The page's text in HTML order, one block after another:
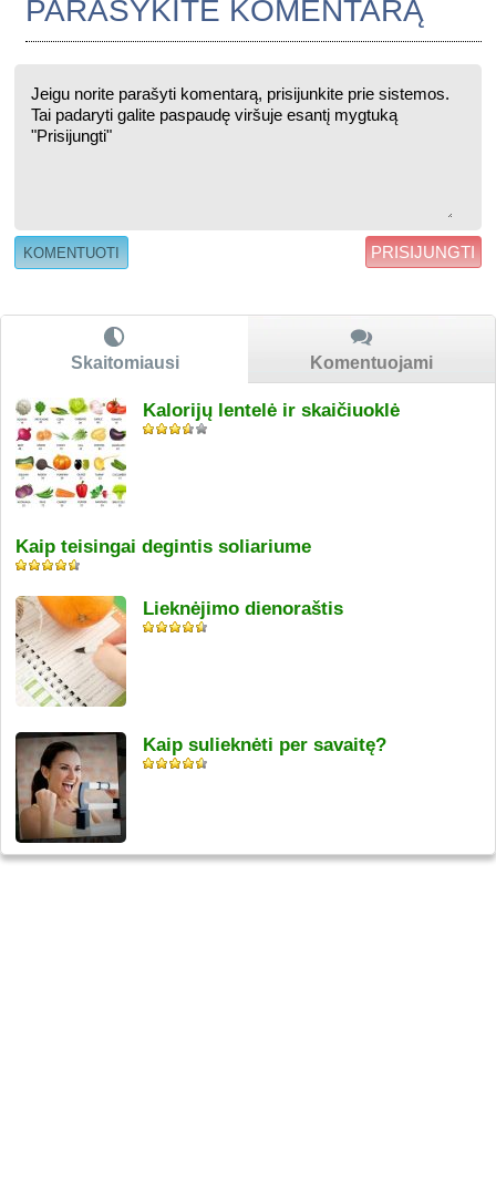
PARAŠYKITE KOMENTARĄ
PRISIJUNGTI
Skaitomiausi Komentuojami
Kalorijų lentelė ir skaičiuoklė
Kaip teisingai degintis soliariume
Lieknėjimo dienoraštis
Kaip sulieknėti per savaitę?